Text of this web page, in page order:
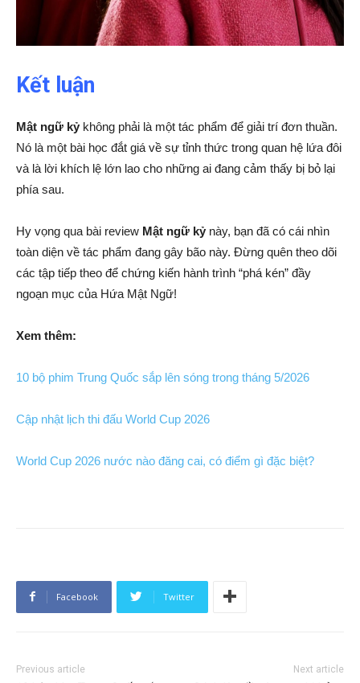
Kết luận
Mật ngữ kỷ không phải là một tác phẩm để giải trí đơn thuần.
Nó là một bài học đắt giá về sự tỉnh thức trong quan hệ lứa đôi
và là lời khích lệ lớn lao cho những ai đang cảm thấy bị bỏ lại
phía sau.
Hy vọng qua bài review Mật ngữ kỷ này, bạn đã có cái nhìn
toàn diện về tác phẩm đang gây bão này. Đừng quên theo dõi
các tập tiếp theo để chứng kiến hành trình “phá kén” đầy
ngoạn mục của Hứa Mật Ngữ!
Xem thêm:
10 bộ phim Trung Quốc sắp lên sóng trong tháng 5/2026
Cập nhật lịch thi đấu World Cup 2026
World Cup 2026 nước nào đăng cai, có điểm gì đặc biệt?
Facebook Twitter
Previous article Next article